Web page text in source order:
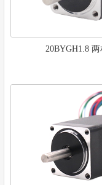
20BYGH1.8